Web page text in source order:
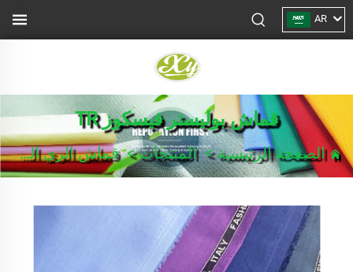
AR
قماش بوليستر فيسكوز TR
الصفحة الرئيسية>المنتجات>قماش الزي الرسمي/بدلة